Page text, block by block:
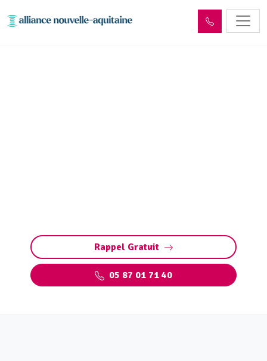
Rappel Gratuit
05 87 01 71 40